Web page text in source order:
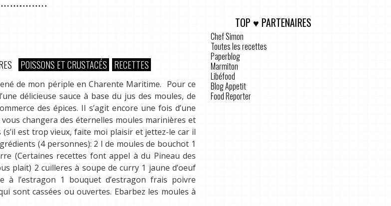
POISSONS ET CRUSTACÉS RECETTES
de mon périple en Charente Maritime. Pour ce
délicieuse sauce à base du jus des moules, de
des épices. Il s’agit encore une fois d’une
changera des éternelles moules marinières et
est trop vieux, faite moi plaisir et jettez-le car il
(4 personnes): 2 l de moules de bouchot 1
(Certaines recettes font appel à du Pineau des
plait) 2 cuilleres à soupe de curry 1 jaune d’oeuf
l’estragon 1 bouquet d’estragon frais poivre
sont cassées ou ouvertes. Ebarbez les moules à
TOP ♥ PARTENAIRES
Chef Simon
Toutes les recettes
Paperblog
Marmiton
Libéfood
Blog Appetit
Food Reporter